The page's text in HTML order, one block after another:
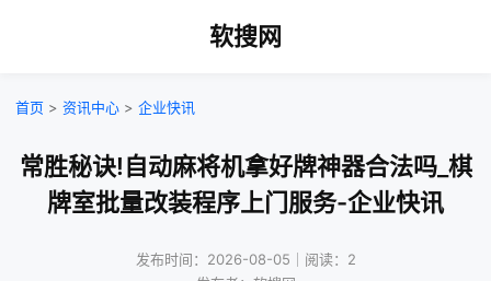
软搜网
首页 > 资讯中心 > 企业快讯
常胜秘诀!自动麻将机拿好牌神器合法吗_棋
牌室批量改装程序上门服务-企业快讯
发布时间：2026-08-05｜阅读：2